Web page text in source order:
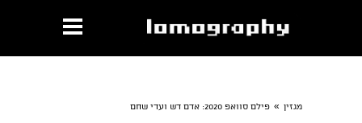
מגזין » פילם סוואפ 2020: אדם דש ועדי שחם